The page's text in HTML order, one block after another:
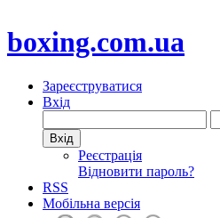
boxing.com.ua
Зареєструватися
Вхід
Реєстрація
Відновити пароль?
RSS
Мобільна версія